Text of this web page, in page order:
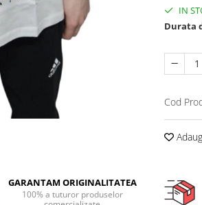
IN
Durata
Cod
GARANTAM ORIGINALITATEA
100% a tuturor produselor